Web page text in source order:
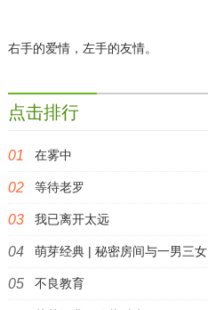
右手的爱情，左手的友情。
点击排行
在雾中
等待老罗
我已离开太远
萌芽经典 | 秘密房间与一男三女
不良教育